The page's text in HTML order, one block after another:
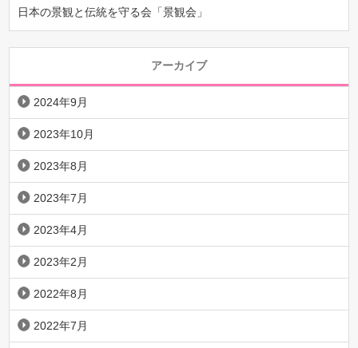
日本の景観と伝統を守る会「景観会」
アーカイブ
2024年9月
2023年10月
2023年8月
2023年7月
2023年4月
2023年2月
2022年8月
2022年7月